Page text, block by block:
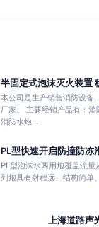
半固定式泡沫灭火装置
本公司是生产销售消防设备
厂家。 主要经销产品有：
消防水炮...
PL型快速开启防撞防冻
PL型泡沫水两用炮覆盖流
列炮具有射程远、结构简单
上海道路